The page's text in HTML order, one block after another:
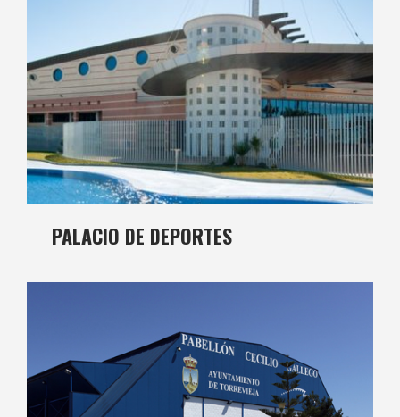
PALACIO DE DEPORTES